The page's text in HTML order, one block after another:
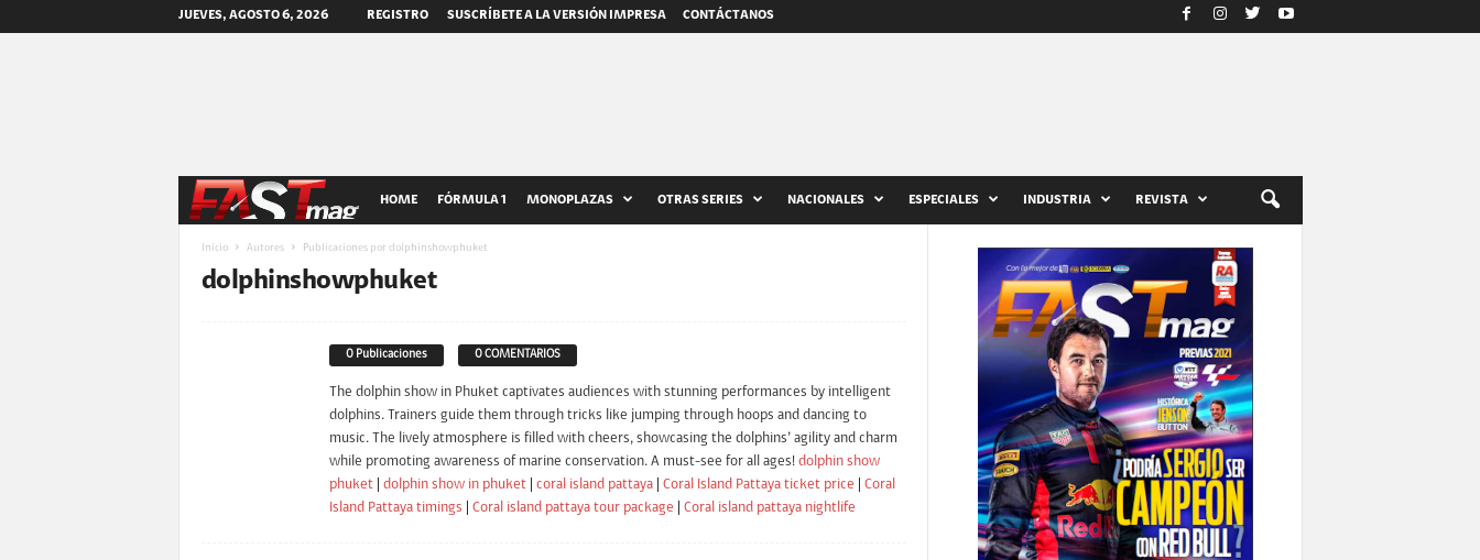
JUEVES, AGOSTO 6, 2026 REGISTRO SUSCRÍBETE A LA VERSIÓN IMPRESA CONTÁCTANOS
A
T
m
a
g
HOME FÓRMULA 1 MONOPLAZAS OTRAS SERIES NACIONALES ESPECIALES INDUSTRIA REVISTA
Inicio Autores Publicaciones por dolphinshowphuket
dolphinshowphuket
0 Publicaciones 0 COMENTARIOS
The dolphin show in Phuket captivates audiences with stunning performances by intelligent
dolphins. Trainers guide them through tricks like jumping through hoops and dancing to
music. The lively atmosphere is filled with cheers, showcasing the dolphins’ agility and charm
while promoting awareness of marine conservation. A must-see for all ages! dolphin show
phuket| dolphin show in phuket| coral island pattaya| Coral Island Pattaya ticket price
Coral
Island Pattaya timings
Coral island pattaya tour package Coral island pattaya nightlife